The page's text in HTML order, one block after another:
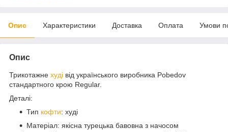
Опис Характеристики Доставка Оплата Умови
Опис
Трикотажне худі від українського виробника Pobedov
стандартного крою Regular.
Деталі:
Тип кофти: худі
Матеріал: якісна турецька бавовна з начосом